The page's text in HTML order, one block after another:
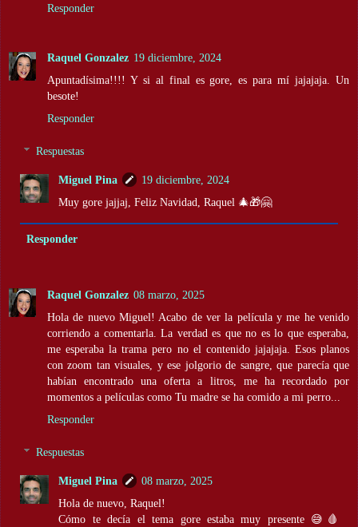
Responder
Raquel Gonzalez 19 diciembre, 2024
Apuntadísima!!!! Y si al final es gore, es para mí jajajaja. Un
besote!
Responder
Respuestas
Miguel Pina
19 diciembre, 2024
Muy gore jajjaj, Feliz Navidad, Raquel 🎄🎁🤗
Responder
Raquel Gonzalez 08 marzo, 2025
Hola de nuevo Miguel! Acabo de ver la película y me he venido
corriendo a comentarla. La verdad es que no es lo que esperaba,
me esperaba la trama pero no el contenido jajajaja. Esos planos
con zoom tan visuales, y ese jolgorio de sangre, que parecía que
habían encontrado una oferta a litros, me ha recordado por
momentos a películas como Tu madre se ha comido a mi perro...
Responder
Respuestas
Miguel Pina
08 marzo, 2025
Hola de nuevo, Raquel!
Cómo te decía el tema gore estaba muy presente 😅🩸